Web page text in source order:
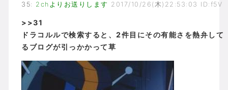
35: 2chよりお送りします 2017/10/26(木)22:53:03 ID:f5V
>>31
ドラコルルで検索すると、2件目にその有能さを熱弁して
るブログが引っかかって草